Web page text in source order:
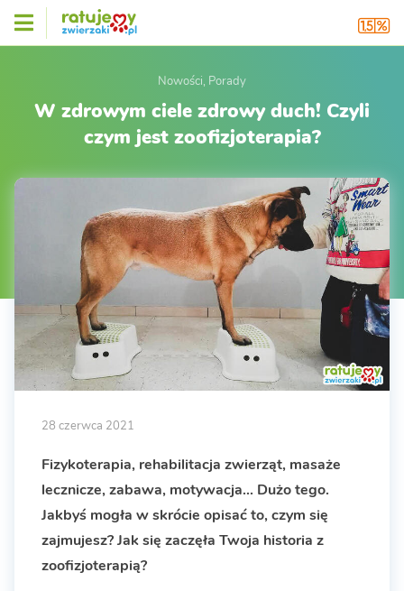
Nowości, Porady
W zdrowym ciele zdrowy duch! Czyli
czym jest zoofizjoterapia?
28 czerwca 2021
Fizykoterapia, rehabilitacja zwierząt, masaże
lecznicze, zabawa, motywacja... Dużo tego.
Jakbyś mogła w skrócie opisać to, czym się
zajmujesz? Jak się zaczęła Twoja historia z
zoofizjoterapią?